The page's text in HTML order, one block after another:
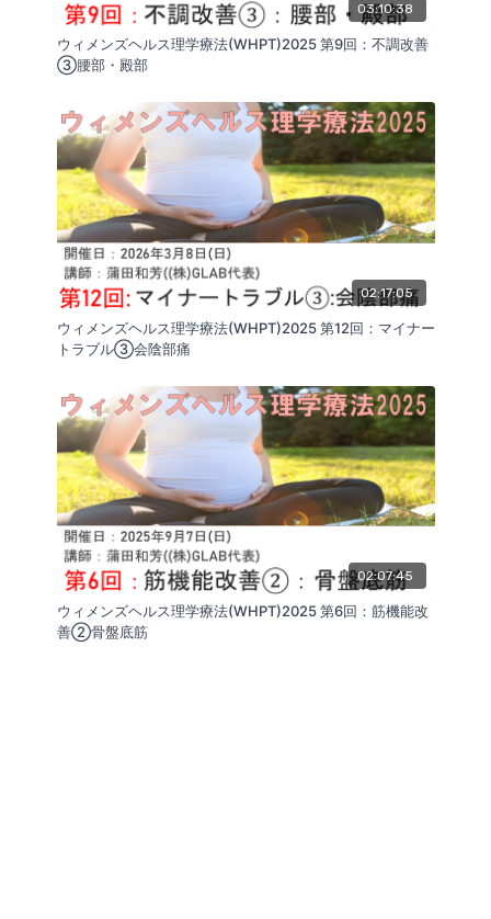
03:10:38
ウィメンズヘルス理学療法(WHPT)2025 第9回：不調改善
③腰部・殿部
02:17:05
ウィメンズヘルス理学療法(WHPT)2025 第12回：マイナー
トラブル③会陰部痛
02:07:45
ウィメンズヘルス理学療法(WHPT)2025 第6回：筋機能改
善②骨盤底筋